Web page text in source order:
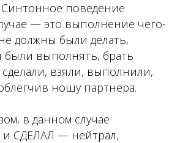
поведение
— это выполнение чего-
должны были делать,
были выполнять, брать
сделали, взяли, выполнили,
ношу партнера.
в данном случае
СДЕЛАЛ — нейтрал,